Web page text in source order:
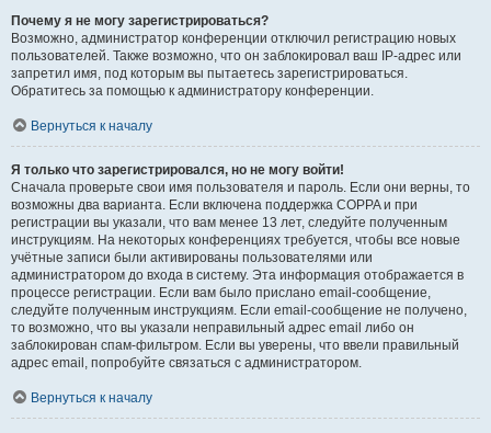
Почему я не могу зарегистрироваться?
Возможно, администратор конференции отключил регистрацию новых
пользователей. Также возможно, что он заблокировал ваш IP-адрес или
запретил имя, под которым вы пытаетесь зарегистрироваться.
Обратитесь за помощью к администратору конференции.
Вернуться к началу
Я только что зарегистрировался, но не могу войти!
Сначала проверьте свои имя пользователя и пароль. Если они верны, то
возможны два варианта. Если включена поддержка COPPA и при
регистрации вы указали, что вам менее 13 лет, следуйте полученным
инструкциям. На некоторых конференциях требуется, чтобы все новые
учётные записи были активированы пользователями или
администратором до входа в систему. Эта информация отображается в
процессе регистрации. Если вам было прислано email-сообщение,
следуйте полученным инструкциям. Если email-сообщение не получено,
то возможно, что вы указали неправильный адрес email либо он
заблокирован спам-фильтром. Если вы уверены, что ввели правильный
адрес email, попробуйте связаться с администратором.
Вернуться к началу